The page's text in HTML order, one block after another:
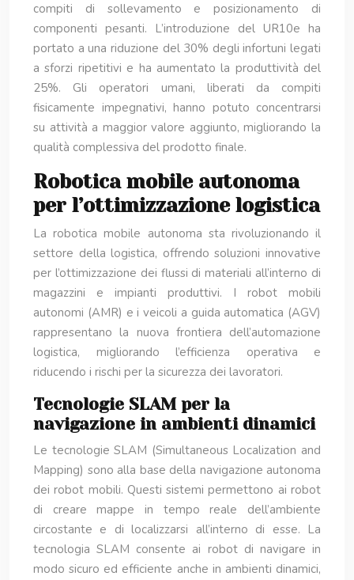
compiti di sollevamento e posizionamento di
componenti pesanti. L’introduzione del UR10e ha
portato a una riduzione del 30% degli infortuni legati
a sforzi ripetitivi e ha aumentato la produttività del
25%. Gli operatori umani, liberati da compiti
fisicamente impegnativi, hanno potuto concentrarsi
su attività a maggior valore aggiunto, migliorando la
qualità complessiva del prodotto finale.
Robotica mobile autonoma
per l’ottimizzazione logistica
La robotica mobile autonoma sta rivoluzionando il
settore della logistica, offrendo soluzioni innovative
per l’ottimizzazione dei flussi di materiali all’interno di
magazzini e impianti produttivi. I robot mobili
autonomi (AMR) e i veicoli a guida automatica (AGV)
rappresentano la nuova frontiera dell’automazione
logistica, migliorando l’efficienza operativa e
riducendo i rischi per la sicurezza dei lavoratori.
Tecnologie SLAM per la
navigazione in ambienti dinamici
Le tecnologie SLAM (Simultaneous Localization and
Mapping) sono alla base della navigazione autonoma
dei robot mobili. Questi sistemi permettono ai robot
di creare mappe in tempo reale dell’ambiente
circostante e di localizzarsi all’interno di esse. La
tecnologia SLAM consente ai robot di navigare in
modo sicuro ed efficiente anche in ambienti dinamici,